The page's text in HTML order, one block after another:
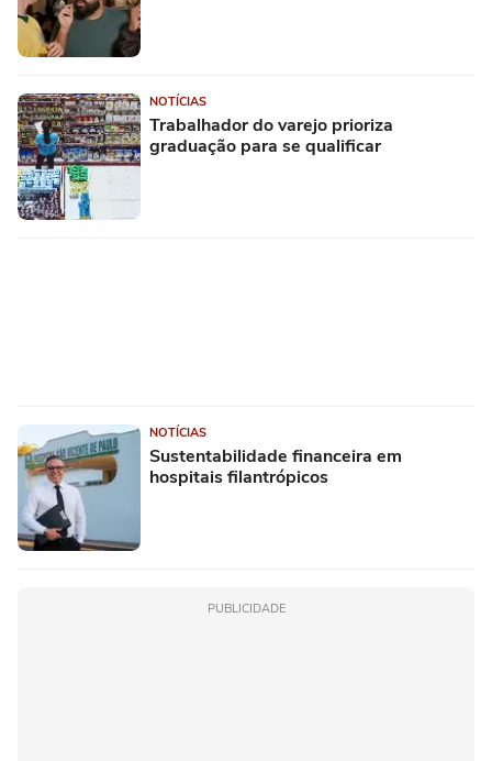
NOTÍCIAS
Trabalhador do varejo prioriza
graduação para se qualificar
NOTÍCIAS
Sustentabilidade financeira em
hospitais filantrópicos
PUBLICIDADE